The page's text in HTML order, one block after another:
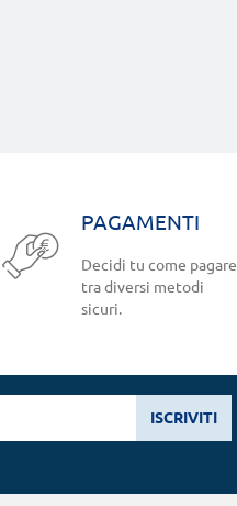
PAGAMENTI
Decidi tu come pagare
tra diversi metodi
sicuri.
ISCRIVITI